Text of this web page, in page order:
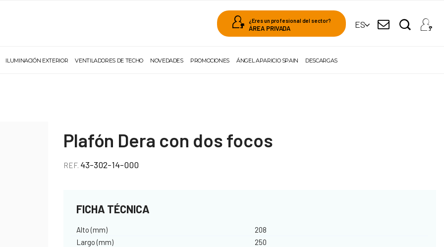
¿Eres un profesional del sector?
ÁREA PRIVADA ES
ILUMINACIÓN EXTERIOR VENTILADORES DE TECHO NOVEDADES PROMOCIONES ÁNGEL APARICIO SPAIN DESCARGAS
Plafón Dera con dos focos
REF. 43-302-14-000
FICHA TÉCNICA
Alto (mm)
208
Largo (mm)
250